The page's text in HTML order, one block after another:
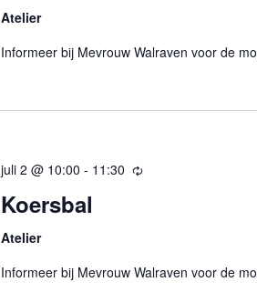
Atelier
Informeer bij Mevrouw Walraven voor de
juli 2 @ 10:00 - 11:30 Terugkerend
Koersbal
Atelier
Informeer bij Mevrouw Walraven voor de